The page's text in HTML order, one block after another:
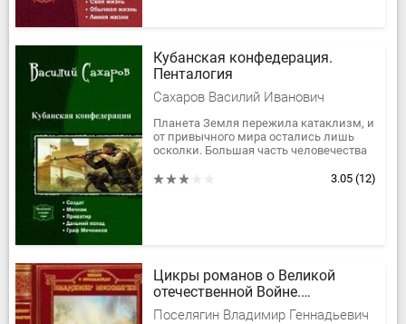
Кубанская конфедерация.
Пенталогия
Сахаров Василий Иванович
Планета Земля пережила катаклизм, и
от привычного мира остались лишь
осколки. Большая часть человечества
боевого модифицированного...
3.05 (12)
Цикры романов о Великой
отечественной Войне.
Компиляция. Книги 1-37
Поселягин Владимир Геннадьевич